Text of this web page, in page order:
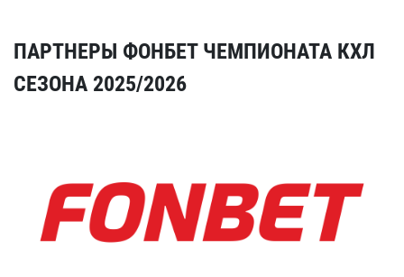
ПАРТНЕРЫ ФОНБЕТ ЧЕМПИОНАТА КХЛ
СЕЗОНА 2025/2026